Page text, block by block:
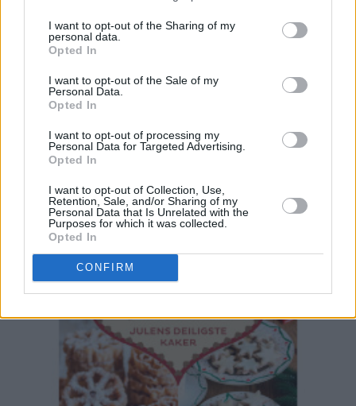
I want to opt-out of the Sharing of my
personal data.
Opted In
I want to opt-out of the Sale of my
Personal Data.
Opted In
I want to opt-out of processing my
Personal Data for Targeted Advertising.
Opted In
I want to opt-out of Collection, Use,
Retention, Sale, and/or Sharing of my
Personal Data that Is Unrelated with the
Purposes for which it was collected.
Opted In
CONFIRM
26.11.2016
Populært
Utenlandske klassikere
Sesong
Jul
Mandler
SAFRAN SPISELIG JULEGAVE